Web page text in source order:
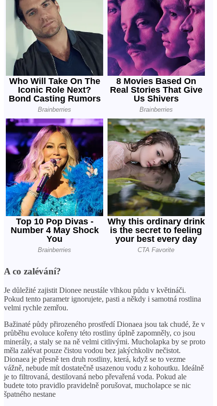
A co zalévání?
Je důležité zajistit Dionee neustále vlhkou půdu v ​​květináči.
Pokud tento parametr ignorujete, pasti a někdy i samotná rostlina
velmi rychle zemřou.
Bažinaté půdy přirozeného prostředí Dionaea jsou tak chudé, že v
průběhu evoluce kořeny této rostliny úplně zapomněly, co jsou
minerály, a staly se na ně velmi citlivými. Mucholapka by se proto
měla zalévat pouze čistou vodou bez jakýchkoliv nečistot.
Dionaea je přesně ten druh rostliny, která, když se to vezme
vážně, nebude mít dostatečně usazenou vodu z kohoutku. Ideálně
je to filtrovaná, destilovaná nebo převařená voda. Pokud ale
budete toto pravidlo pravidelně porušovat, mucholapce se nic
špatného nestane